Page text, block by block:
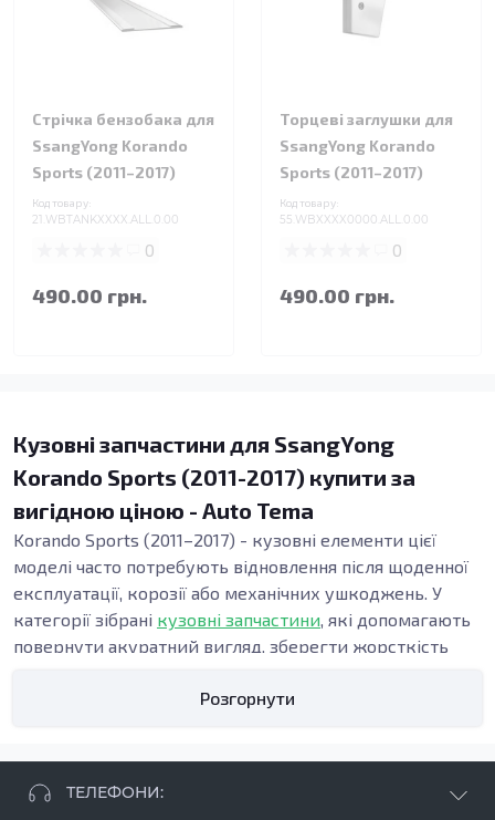
Стрічка бензобака для
SsangYong Korando
Sports (2011–2017)
Код товару:
21.WBTANKXXXX.ALL.0.00
0
490.00 грн.
Торцеві заглушки для
SsangYong Korando
Sports (2011–2017)
Код товару:
55.WBXXXX0000.ALL.0.00
0
490.00 грн.
Кузовні запчастини для SsangYong
Korando Sports (2011-2017) купити за
вигідною ціною - Auto Tema
Korando Sports (2011–2017) - кузовні елементи цієї
моделі часто потребують відновлення після щоденної
експлуатації, корозії або механічних ушкоджень. У
категорії зібрані кузовні запчастини, які допомагають
повернути акуратний вигляд, зберегти жорсткість
панелей важлива під час ремонту кузова, адже від неї
Види кузовних запчастин
Розгорнути
ТЕЛЕФОНИ: